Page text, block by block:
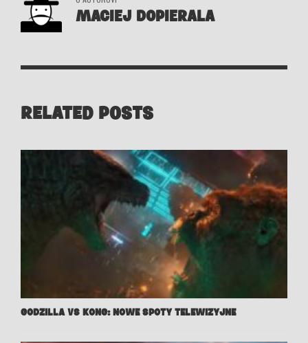
MACIEJ DOPIERALA
RELATED POSTS
GODZILLA VS KONG: NOWE SPOTY TELEWIZYJNE